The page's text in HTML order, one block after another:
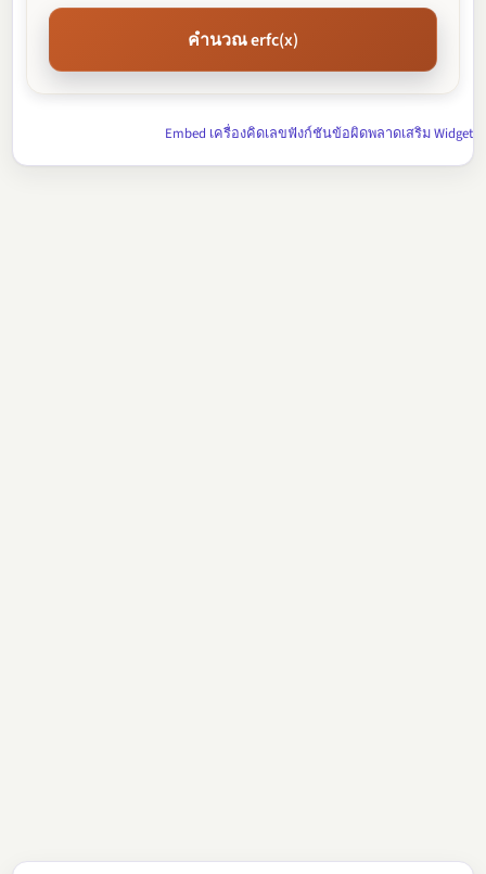
คำนวณ erfc(x)
Embed เครื่องคิดเลขฟังก์ชันข้อผิดพลาดเสริม Widget